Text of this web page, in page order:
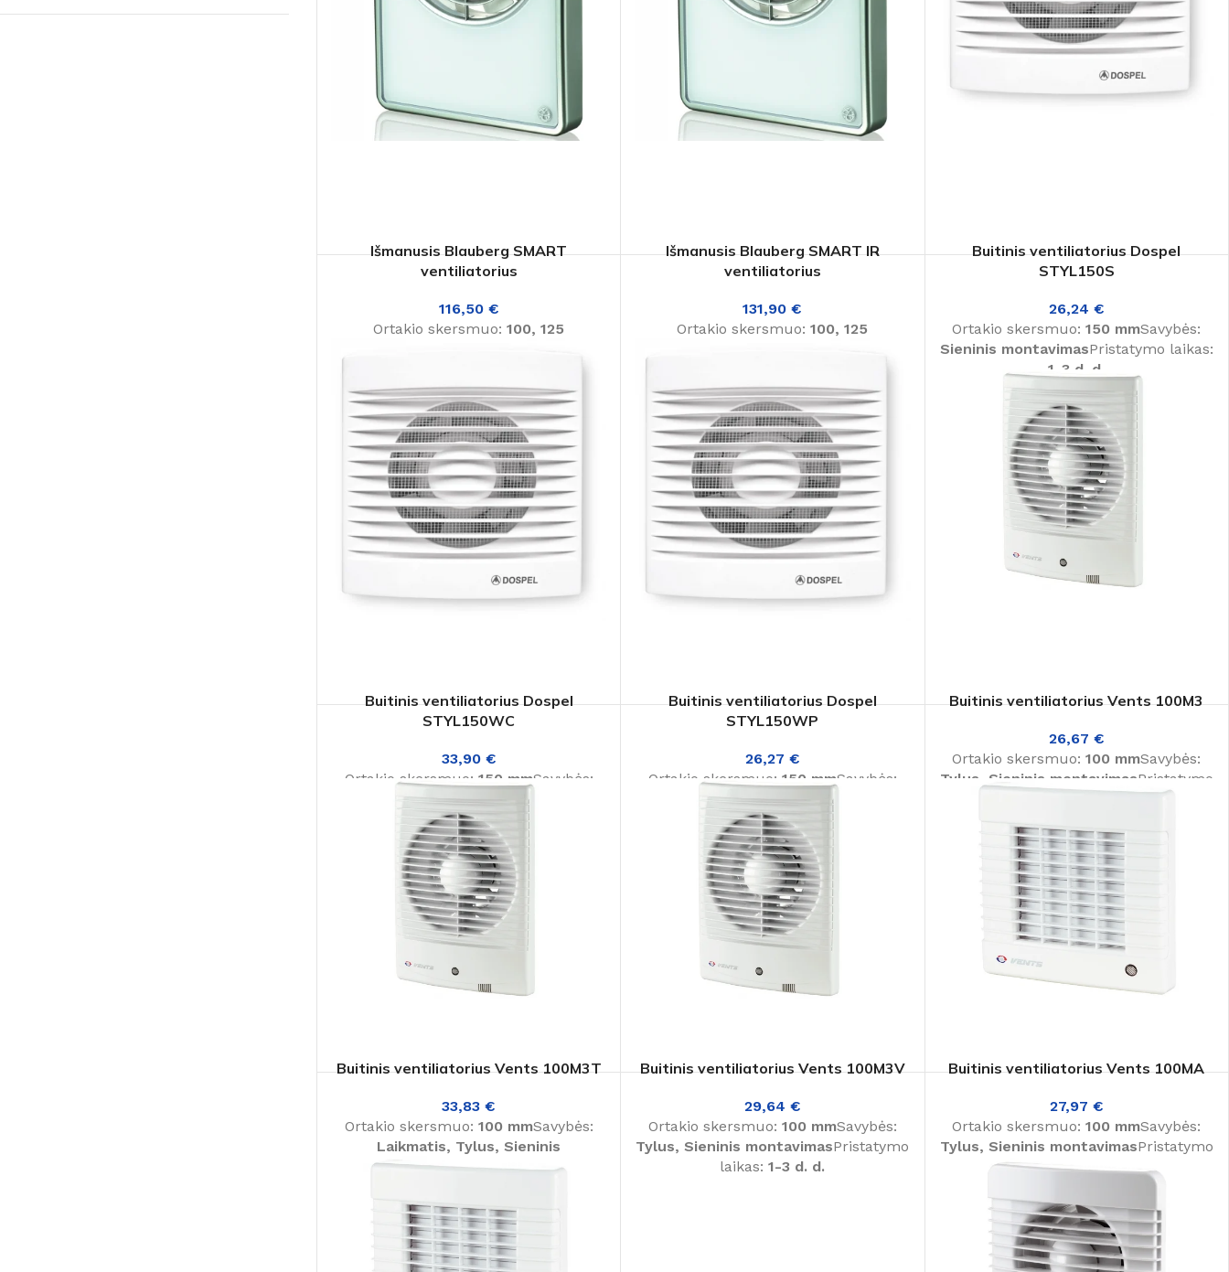
Kaip išsirinkti tinkamą oro sausintuvą?
Daugiau
Išmanusis Blauberg SMART
ventiliatorius
116,50 €
Ortakio skersmuo:100, 125
montavimas, Sieninis
montavimasPristatymo laikas:10-14 d.
d.
Išmanusis Blauberg SMART IR
ventiliatorius
131,90€
Ortakio skersmuo:100, 125
Lubinis montavimas, Sieninis
montavimasPristatymo laikas:1-3 d. d.
Buitinis ventiliatorius Dospel
STYL150S
26,24 €
Ortakio skersmuo:150 mmSavybės:
Sieninis montavimasPristatymo laikas:
1-3 d. d.
Buitinis ventiliatorius Dospel
STYL150WC
33,90 €
Ortakio skersmuo: 150 mmSavybės:
Laikmatis, Sieninis
Pristatymo laikas:
Buitinis ventiliatorius Dospel
STYL150WP
26,27 €
Ortakio skersmuo: 150 mmSavybės:
Sieninis montavimas
Pristatymo laikas:
1-3 d. d.
Buitinis ventiliatorius Vents 100M3
26,67 €
Ortakio skersmuo:100 mmSavybės:
Tylus, Sieninis montavimasPristatymo
Buitinis ventiliatorius Vents 100M3T
33,83€
Ortakio skersmuo: 100 mmSavybės:
Laikmatis, Tylus, Sieninis
montavimasPristatymo laikas:1-3 d. d.
Buitinis ventiliatorius Vents 100M3V
29,64 €
Ortakio skersmuo: 100 mmSavybės:
Tylus, Sieninis montavimasPristatymo
laikas:1-3 d. d.
Buitinis ventiliatorius Vents 100MA
27,97 €
Ortakio skersmuo:100 mmSavybės:
Tylus, Sieninis montavimasPristatymo
laikas:1-3 d. d.